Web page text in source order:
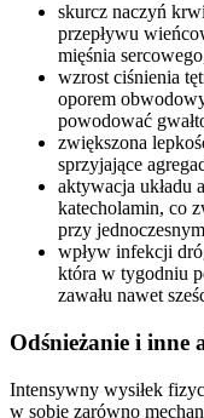
skurcz naczyń
przepływu
mięśnia
wzrost ciśnienia
oporem
powodować
zwiększona
sprzyjające
aktywacja układu
katecholamin, co
przy
wpływ infekcji
która w tygodniu
zawału nawet
Odśnieżanie i
Intensywny wysiłek
w sobie zarówno